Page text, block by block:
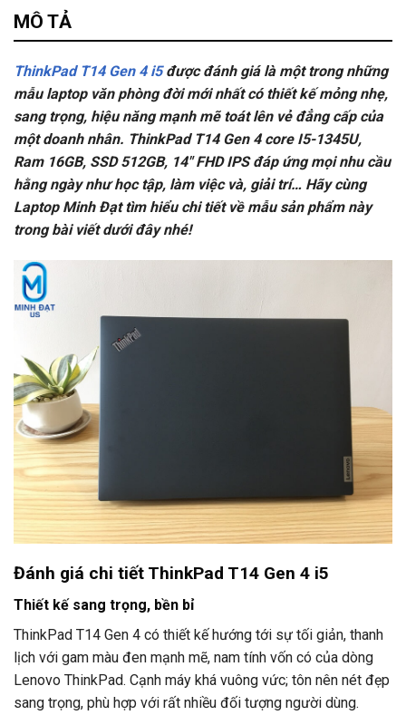
Tư vấn & bán hàng qua Facebook
MÔ TẢ
ThinkPad T14 Gen 4 i5được đánh giá là một trong những
mẫu laptop văn phòng đời mới nhất có thiết kế mỏng nhẹ,
sang trọng, hiệu năng mạnh mẽ toát lên vẻ đẳng cấp của
một doanh nhân. ThinkPad T14 Gen 4 core I5-1345U,
Ram 16GB, SSD 512GB, 14″ FHD IPS đáp ứng mọi nhu cầu
hằng ngày như học tập, làm việc và, giải trí… Hãy cùng
Laptop Minh Đạt tìm hiểu chi tiết về mẫu sản phẩm này
trong bài viết dưới đây nhé!
Đánh giá chi tiết ThinkPad T14 Gen 4 i5
Thiết kế sang trọng, bền bỉ
ThinkPad T14 Gen 4 có thiết kế hướng tới sự tối giản, thanh
lịch với gam màu đen mạnh mẽ, nam tính vốn có của dòng
Lenovo ThinkPad. Cạnh máy khá vuông vức; tôn nên nét đẹp
sang trọng, phù hợp với rất nhiều đối tượng người dùng.